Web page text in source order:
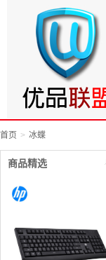
首页 冰蝶
商品精选